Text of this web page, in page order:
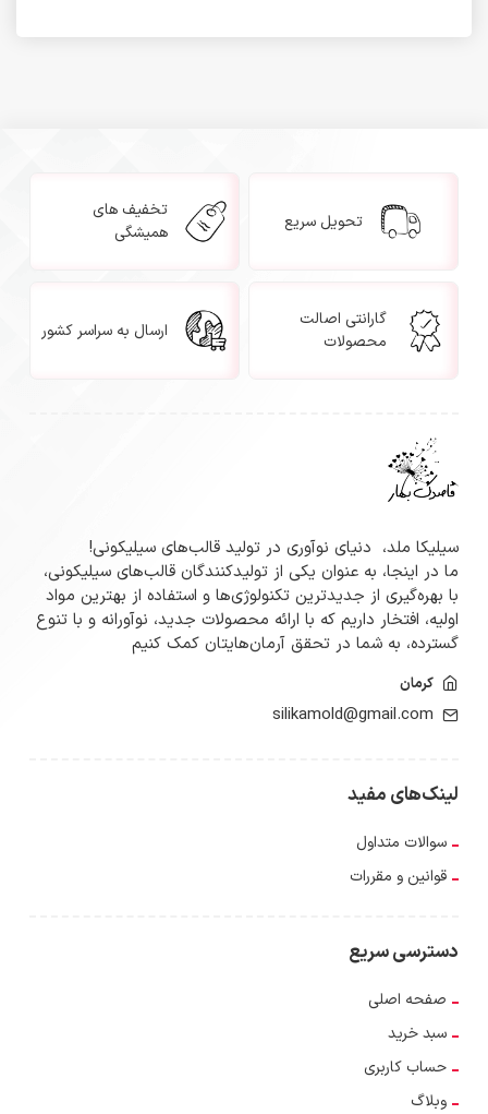
تحویل سریع
تخفیف های
همیشگی
گارانتی اصالت
محصولات
ارسال به سراسر کشور
سیلیکا ملد، دنیای نوآوری در تولید قالب‌های سیلیکونی!
ما در اینجا، به عنوان یکی از تولیدکنندگان قالب‌های سیلیکونی،
با بهره‌گیری از جدیدترین تکنولوژی‌ها و استفاده از بهترین مواد
اولیه، افتخار داریم که با ارائه محصولات جدید، نوآورانه و با تنوع
گسترده‌، به شما در تحقق آرمان‌هایتان کمک کنیم
کرمان
silikamold@gmail.com
لینک‌های مفید
سوالات متداول
قوانین و مقررات
دسترسی سریع
صفحه اصلی
سبد خرید
حساب کاربری
وبلاگ